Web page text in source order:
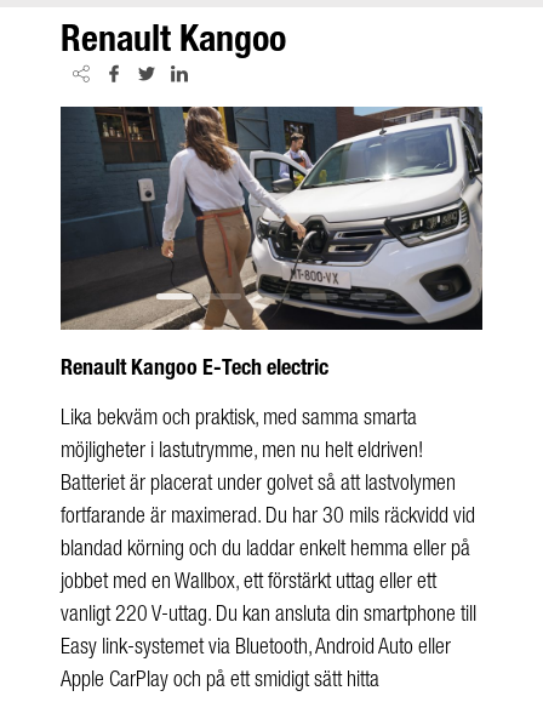
Renault Kangoo
Renault Kangoo E-Tech electric
Lika bekväm och praktisk, med samma smarta
möjligheter i lastutrymme, men nu helt eldriven!
Batteriet är placerat under golvet så att lastvolymen
fortfarande är maximerad. Du har 30 mils räckvidd vid
blandad körning och du laddar enkelt hemma eller på
jobbet med en Wallbox, ett förstärkt uttag eller ett
vanligt 220 V-uttag. Du kan ansluta din smartphone till
Easy link-systemet via Bluetooth, Android Auto eller
Apple CarPlay och på ett smidigt sätt hitta